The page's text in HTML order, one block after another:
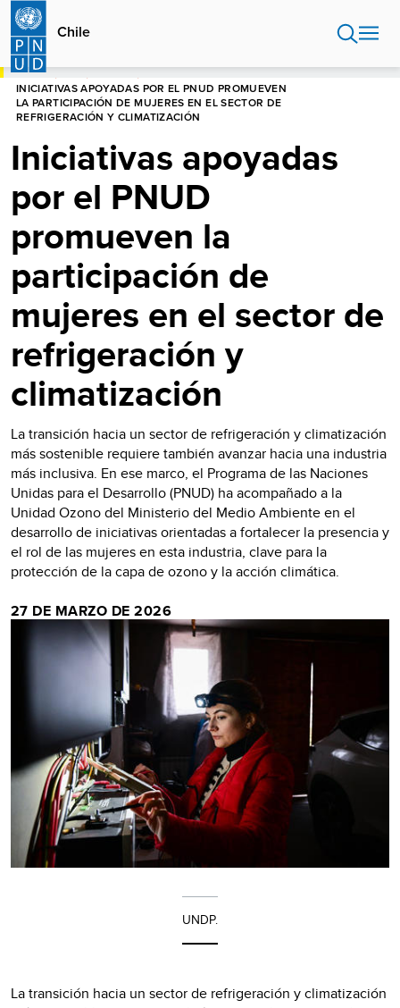
Pasar
contenido
principal
Chile
HOME
INICIATIVAS APOYADAS POR EL PNUD PROMUEVEN
LA PARTICIPACIÓN DE MUJERES EN EL SECTOR DE
REFRIGERACIÓN Y CLIMATIZACIÓN
Iniciativas apoyadas
por el PNUD
promueven la
participación de
mujeres en el sector de
refrigeración y
climatización
La transición hacia un sector de refrigeración y climatización
más sostenible requiere también avanzar hacia una industria
más inclusiva. En ese marco, el Programa de las Naciones
Unidas para el Desarrollo (PNUD) ha acompañado a la
Unidad Ozono del Ministerio del Medio Ambiente en el
desarrollo de iniciativas orientadas a fortalecer la presencia y
el rol de las mujeres en esta industria, clave para la
protección de la capa de ozono y la acción climática.
27 DE MARZO DE 2026
UNDP.
​La transición hacia un sector de refrigeración y climatización